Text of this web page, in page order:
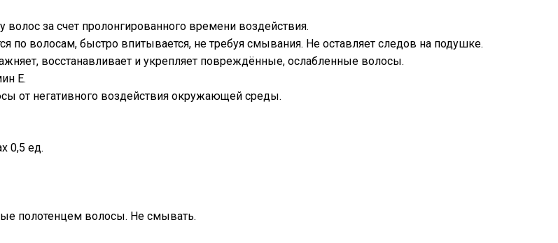
за счет пролонгированного времени воздействия.
по волосам, быстро впитывается, не требуя смывания. Не оставляет следов на подушке.
восстанавливает и укрепляет повреждённые, ослабленные волосы.
Е.
от негативного воздействия окружающей среды.
0,5 ед.
полотенцем волосы. Не смывать.